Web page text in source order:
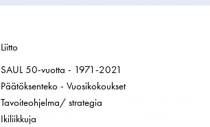
Liitto
SAUL 50-vuotta - 1971-2021
Päätöksenteko - Vuosikokoukset
Tavoiteohjelma/ strategia
Ikiliikkuja